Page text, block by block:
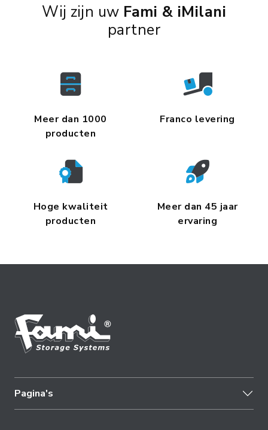
Wij zijn uw Fami & iMilani
partner
Meer dan 1000
producten
Franco levering
Hoge kwaliteit
producten
Meer dan 45 jaar
ervaring
Pagina's